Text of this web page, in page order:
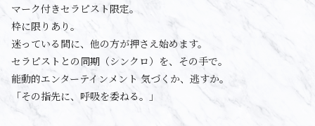
マーク付きセラピスト限定。
枠に限りあり。
迷っている間に、他の方が押さえ始めます。
セラピストとの同期（シンクロ）を、その手で。
能動的エンターテインメント 気づくか、逃すか。
「その指先に、呼吸を委ねる。」